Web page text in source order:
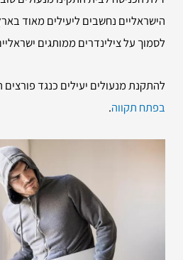
הישראליים נחשבים ליעילים מאוד
לסמוך על צילינדרים ממותגים
להתקנת מנעולים יעילים כנגד פורצים
בפתח תקווה.